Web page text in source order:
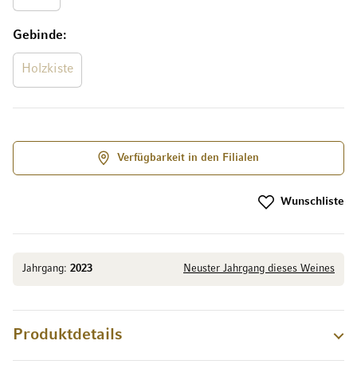
Jahrgang: 2023 Neuster Jahrgang dieses Weines
Gebinde
Holzkiste
Verfügbarkeit in den Filialen
Wunschliste
Produktdetails